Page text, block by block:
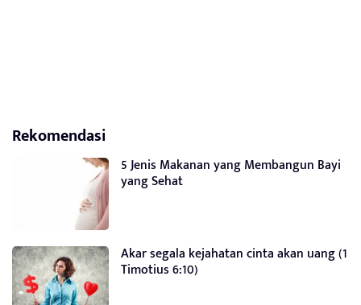
Rekomendasi
5 Jenis Makanan yang Membangun Bayi
yang Sehat
Akar segala kejahatan cinta akan uang (1
Timotius 6:10)